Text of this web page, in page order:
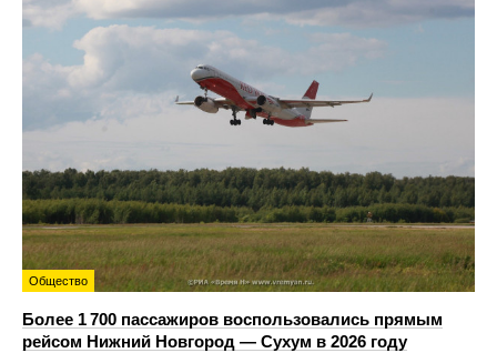
Общество
Более 1 700 пассажиров воспользовались прямым
рейсом Нижний Новгород — Сухум в 2026 году